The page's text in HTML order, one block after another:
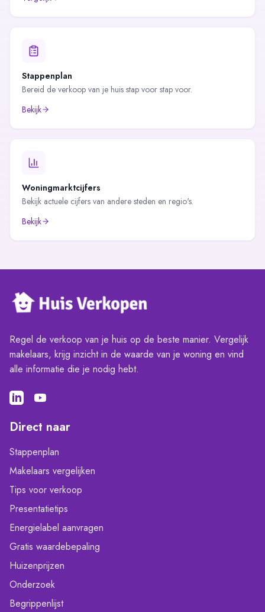
Stappenplan
Bereid de verkoop van je huis stap voor stap voor.
Bekijk
Woningmarktcijfers
Bekijk actuele cijfers van andere steden en regio's.
Bekijk
Regel de verkoop van je huis op de beste manier. Vergelijk
makelaars, krijg inzicht in de waarde van je woning en vind
alle informatie die je nodig hebt.
Direct naar
Stappenplan
Makelaars vergelijken
Tips voor verkoop
Presentatietips
Energielabel aanvragen
Gratis waardebepaling
Huizenprijzen
Onderzoek
Begrippenlijst